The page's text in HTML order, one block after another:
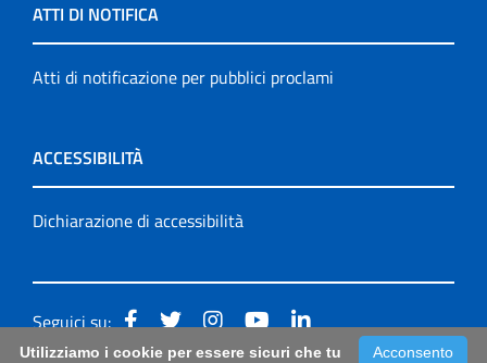
ATTI DI NOTIFICA
Atti di notificazione per pubblici proclami
ACCESSIBILITÀ
Dichiarazione di accessibilità
Seguici su:
Acconsento
Utilizziamo i cookie per essere sicuri che tu